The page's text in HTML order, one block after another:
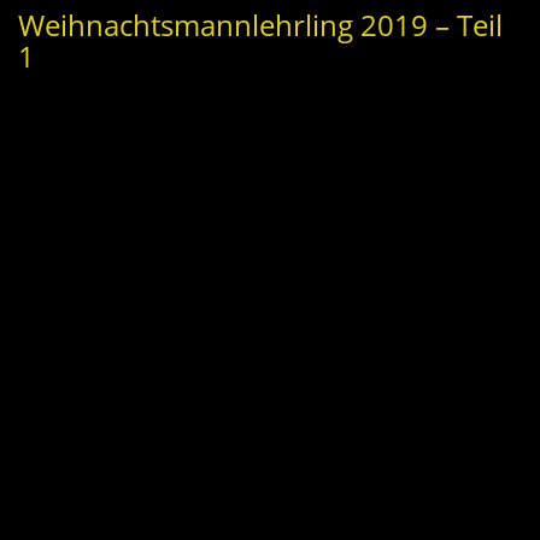
Weihnachtsmannlehrling 2019 – Teil
1